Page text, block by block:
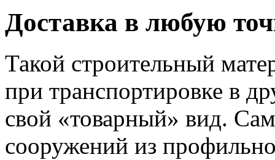
Доставка в любую
Такой строительный
при транспортировке в
свой «товарный» вид.
сооружений из